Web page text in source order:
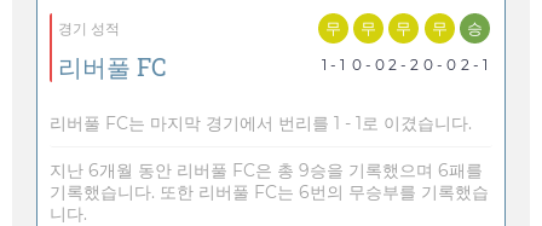
경기 성적
리버풀 FC
무
1 - 1
무
0 - 0
무
2 - 2
무
0 - 0
승
2 - 1
리버풀 FC는 마지막 경기에서 번리를 1 - 1로 이겼습니다.
지난 6개월 동안 리버풀 FC은 총 9승을 기록했으며 6패를
기록했습니다. 또한 리버풀 FC는 6번의 무승부를 기록했습
니다.